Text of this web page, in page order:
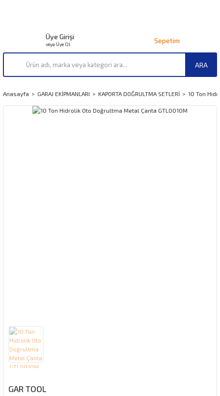
ARA
Üye Girişi
veya Üye Ol Sepetim
Anasayfa GARAJ EKİPMANLARI KAPORTA DOĞRULTMA SETLERİ 10 Ton
GAR TOOL